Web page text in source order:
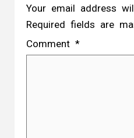
Your email address
Required fields are
Comment *